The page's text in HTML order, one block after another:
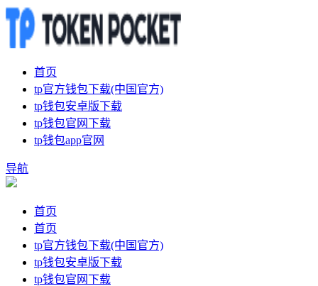
首页
tp官方钱包下载(中国官方)
tp钱包安卓版下载
tp钱包官网下载
tp钱包app官网
导航
首页
首页
tp官方钱包下载(中国官方)
tp钱包安卓版下载
tp钱包官网下载